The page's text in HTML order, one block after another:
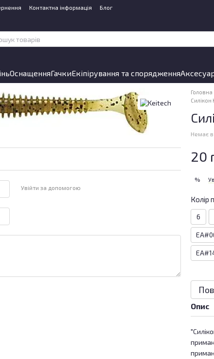
Контактна інформація Блог
ОснащенняГачкиЕкіпірування та спорядження
Увійти за допомогою
Головна
Силікон
Немає в
20
%
Колір
6
Опис